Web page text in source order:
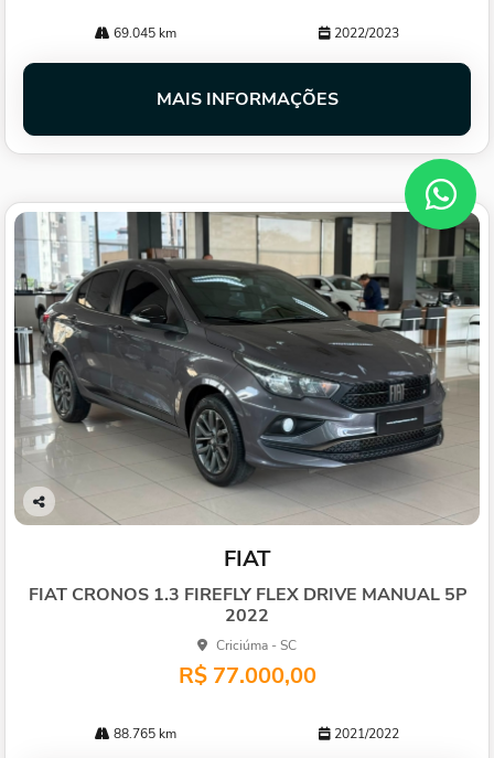
69.045 km 2022/2023
MAIS INFORMAÇÕES
Co
FIAT
FIAT CRONOS 1.3 FIREFLY FLEX DRIVE MANUAL 5P
2022
Criciúma - SC
R$ 77.000,00
88.765 km 2021/2022